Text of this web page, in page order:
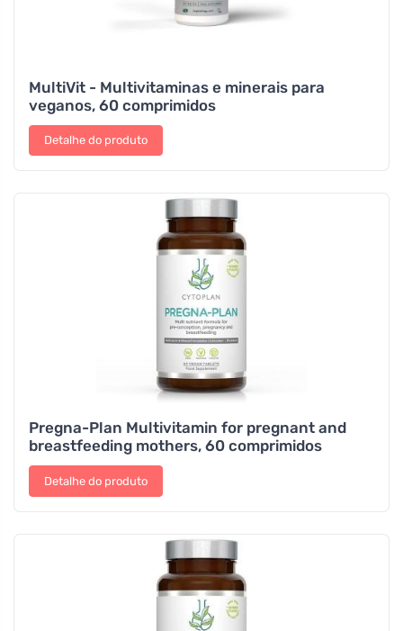
MultiVit - Multivitaminas e minerais para
veganos, 60 comprimidos
Detalhe do produto
Pregna-Plan Multivitamin for pregnant and
breastfeeding mothers, 60 comprimidos
Detalhe do produto